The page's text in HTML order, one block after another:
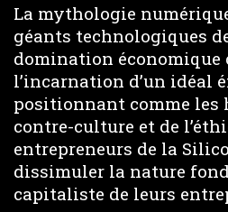
La mythologie
géants technologiques
domination économique
l’incarnation d’un idéal
positionnant comme les
contre-culture et de
entrepreneurs de la
dissimuler la nature
capitaliste de leurs